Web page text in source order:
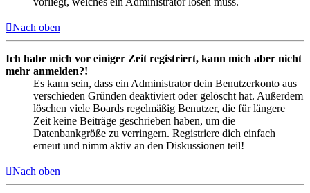
Nach oben
Ich habe mich vor einiger Zeit registriert, kann mich aber nicht
mehr anmelden?!
Es kann sein, dass ein Administrator dein Benutzerkonto aus
verschieden Gründen deaktiviert oder gelöscht hat. Außerdem
löschen viele Boards regelmäßig Benutzer, die für längere
Zeit keine Beiträge geschrieben haben, um die
Datenbankgröße zu verringern. Registriere dich einfach
erneut und nimm aktiv an den Diskussionen teil!
Nach oben